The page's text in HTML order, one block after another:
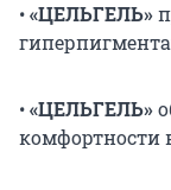
•«ЦЕЛЬГЕЛЬ»
•«ЦЕЛЬГЕЛЬ»
комфортности